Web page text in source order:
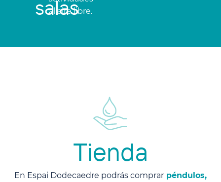
salas
al aire libre.
Tienda
En Espai Dodecaedre podrás comprar péndulos,